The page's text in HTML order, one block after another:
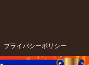
プライバシーポリシー